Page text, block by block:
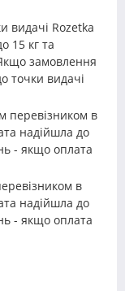
видачі Rozetka
15 кг та
замовлення
точки видачі
перевізником в
надійшла до
- якщо оплата
в
надійшла до
- якщо оплата